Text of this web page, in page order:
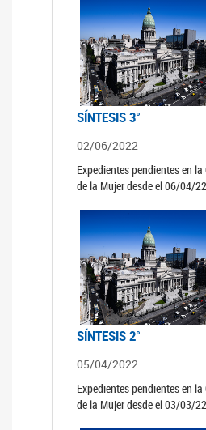
SÍNTESIS 3°
02/06/2022
Expedientes pendientes en
de la Mujer desde el 06/04/
SÍNTESIS 2°
05/04/2022
Expedientes pendientes en
de la Mujer desde el 03/03/